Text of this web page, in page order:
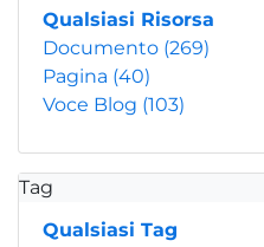
Qualsiasi Risorsa
Documento (269)
Pagina (40)
Voce Blog (103)
Tag
Qualsiasi Tag